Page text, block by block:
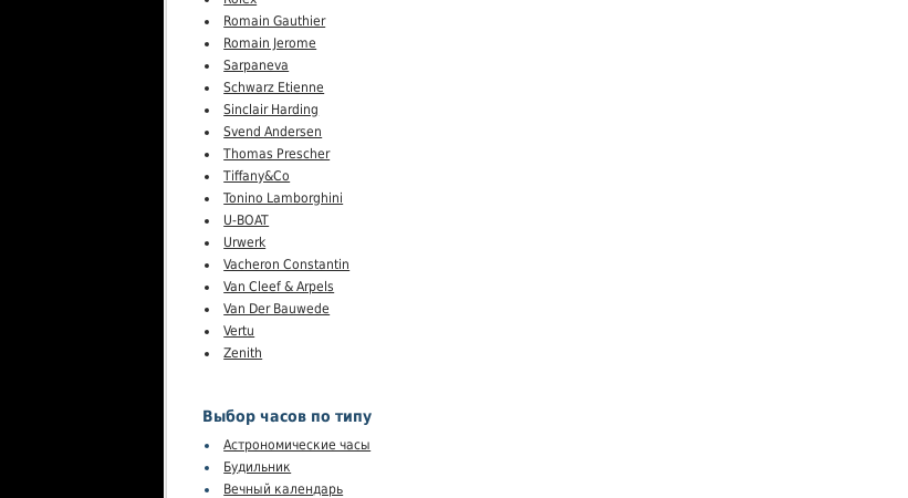
Romain Gauthier
Romain Jerome
Sarpaneva
Schwarz Etienne
Sinclair Harding
Svend Andersen
Thomas Prescher
Tiffany&Co
Tonino Lamborghini
U-BOAT
Urwerk
Vacheron Constantin
Van Cleef & Arpels
Van Der Bauwede
Vertu
Zenith
Выбор часов по типу
Астрономические часы
Будильник
Вечный календарь